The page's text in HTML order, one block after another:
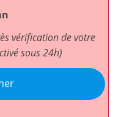
vérification de votre
sous 24h)